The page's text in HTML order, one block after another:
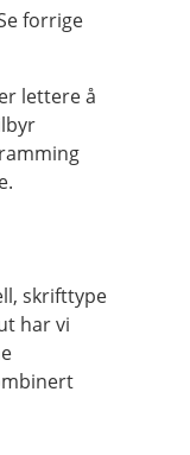
forrige
lettere å
skrifttype
har vi